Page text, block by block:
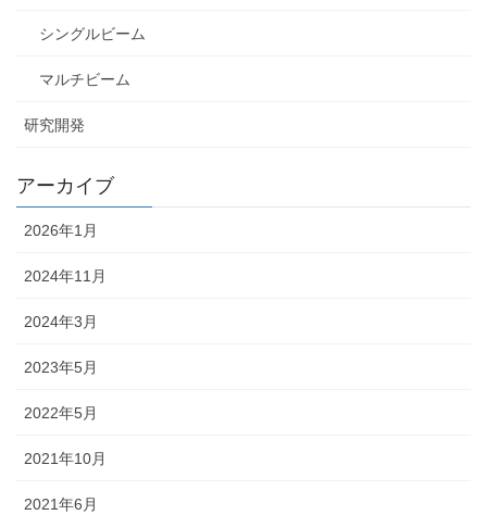
シングルビーム
マルチビーム
研究開発
アーカイブ
2026年1月
2024年11月
2024年3月
2023年5月
2022年5月
2021年10月
2021年6月